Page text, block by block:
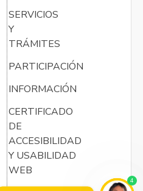
SERVICIOS
Y
TRÁMITES
PARTICIPACIÓN
INFORMACIÓN
CERTIFICADO
DE
ACCESIBILIDAD
Y USABILIDAD
WEB
4